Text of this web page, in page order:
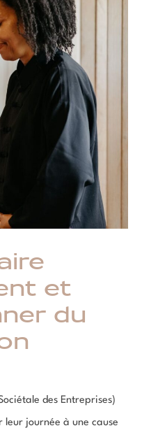
et
du
des Entreprises)
leur journée à une cause